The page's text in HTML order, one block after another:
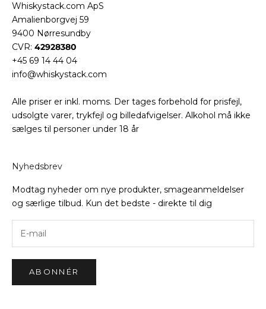
Whiskystack.com ApS
Amalienborgvej 59
9400 Nørresundby
CVR: 42928380
+45 69 14 44 04
info@whiskystack.com
Alle priser er inkl. moms. Der tages forbehold for prisfejl,
udsolgte varer, trykfejl og billedafvigelser. Alkohol må ikke
sælges til personer under 18 år
Nyhedsbrev
Modtag nyheder om nye produkter, smageanmeldelser
og særlige tilbud. Kun det bedste - direkte til dig
ABONNÉR